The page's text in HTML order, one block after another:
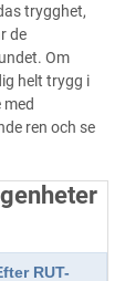
trygghet,
de
Om
helt trygg i
ren och se
RUT-